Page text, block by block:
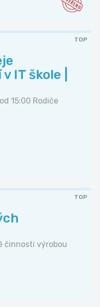
TOP
IT škole |
15:00 Rodiče
TOP
činnosti výrobou